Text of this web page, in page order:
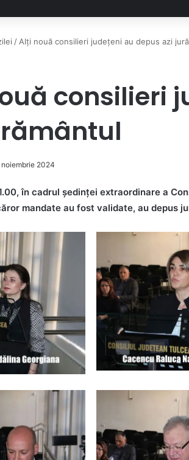
/Alți nouă consilieri județeni au depus azi
consilieri
noiembrie 2024
în cadrul ședinței extraordinare a
mandate au fost validate, au depus